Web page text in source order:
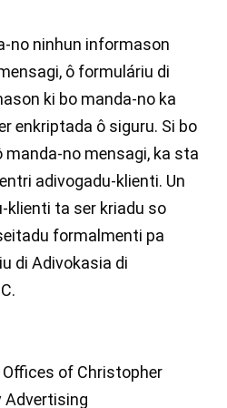
no ninhun informason
ô formuláriu di
ki bo manda-no ka
enkriptada ô siguru. Si bo
manda-no mensagi, ka sta
adivogadu-klienti. Un
klienti ta ser kriadu so
formalmenti pa
di Adivokasia di
of Christopher
Advertising